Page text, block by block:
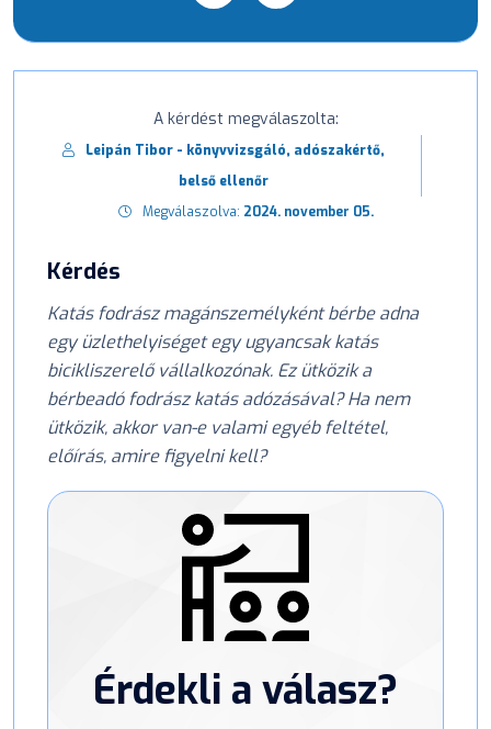
A kérdést megválaszolta:
Leipán Tibor - könyvvizsgáló, adószakértő,
belső ellenőr
Megválaszolva: 2024. november 05.
Kérdés
Katás fodrász magánszemélyként bérbe adna
egy üzlethelyiséget egy ugyancsak katás
bicikliszerelő vállalkozónak. Ez ütközik a
bérbeadó fodrász katás adózásával? Ha nem
ütközik, akkor van-e valami egyéb feltétel,
előírás, amire figyelni kell?
Érdekli a válasz?